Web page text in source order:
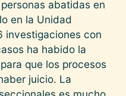
abatidas en
en la Unidad
investigaciones con
ha habido la
que los procesos
juicio. La